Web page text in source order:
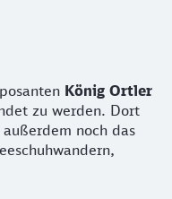
König Ortler
zu werden. Dort
noch das